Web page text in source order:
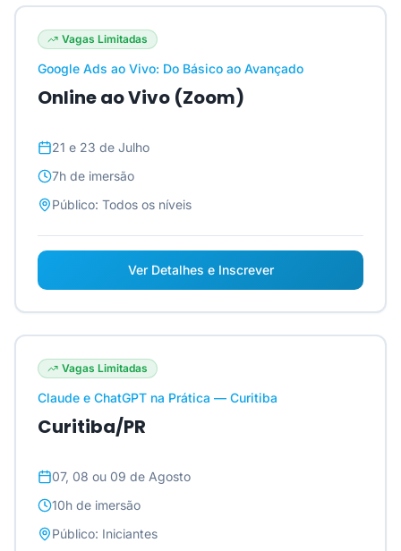
Vagas Limitadas
Google Ads ao Vivo: Do Básico ao Avançado
Online ao Vivo (Zoom)
21 e 23 de Julho
7h de imersão
Público: Todos os níveis
Ver Detalhes e Inscrever
Vagas Limitadas
Claude e ChatGPT na Prática — Curitiba
Curitiba/PR
07, 08 ou 09 de Agosto
10h de imersão
Público: Iniciantes